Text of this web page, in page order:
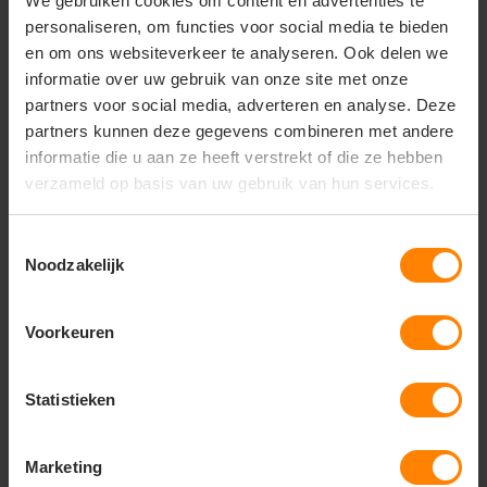
personaliseren, om functies voor social media te bieden
en om ons websiteverkeer te analyseren. Ook delen we
informatie over uw gebruik van onze site met onze
partners voor social media, adverteren en analyse. Deze
partners kunnen deze gegevens combineren met andere
informatie die u aan ze heeft verstrekt of die ze hebben
verzameld op basis van uw gebruik van hun services.
Noodzakelijk
Voorkeuren
Statistieken
Marketing
goed van pas komen. onze nieuw ontwikkelde stof is
gemaakt met een mechanische stretch voor een
beter comfort. de mechanische stretch is een nieuwe
innovatieve manier om comfort te geven aan een
100% natuurlijke katoenen stof. het geeft een
natuurlijke elasticiteit aan het hemd met maximaal
12% bewegingsbereikbaarheid, en houdt nog steeds
onze geweldige non-iron prestatie. dit is innovatieve
shirtmakerij op zijn best, en wij doen er graag aan
mee!
Vragen? Neem contact
op met onze
mail info@jobopromotions.nl